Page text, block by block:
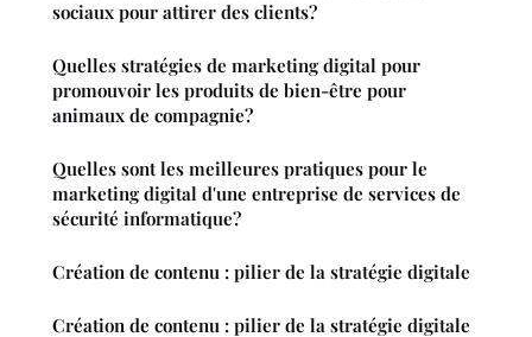
sociaux pour attirer des clients?
Quelles stratégies de marketing digital pour
promouvoir les produits de bien-être pour
animaux de compagnie?
Quelles sont les meilleures pratiques pour le
marketing digital d'une entreprise de services de
sécurité informatique?
Création de contenu : pilier de la stratégie digitale
Création de contenu : pilier de la stratégie digitale